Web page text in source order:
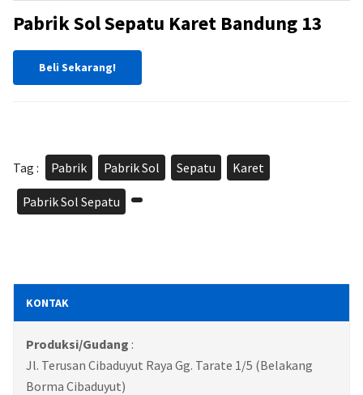
Pabrik Sol Sepatu Karet Bandung 13
Beli Sekarang!
Tag : Pabrik Pabrik Sol Sepatu Karet
Pabrik Sol Sepatu
KONTAK
Produksi/Gudang :
Jl. Terusan Cibaduyut Raya Gg. Tarate 1/5 (Belakang
Borma Cibaduyut)